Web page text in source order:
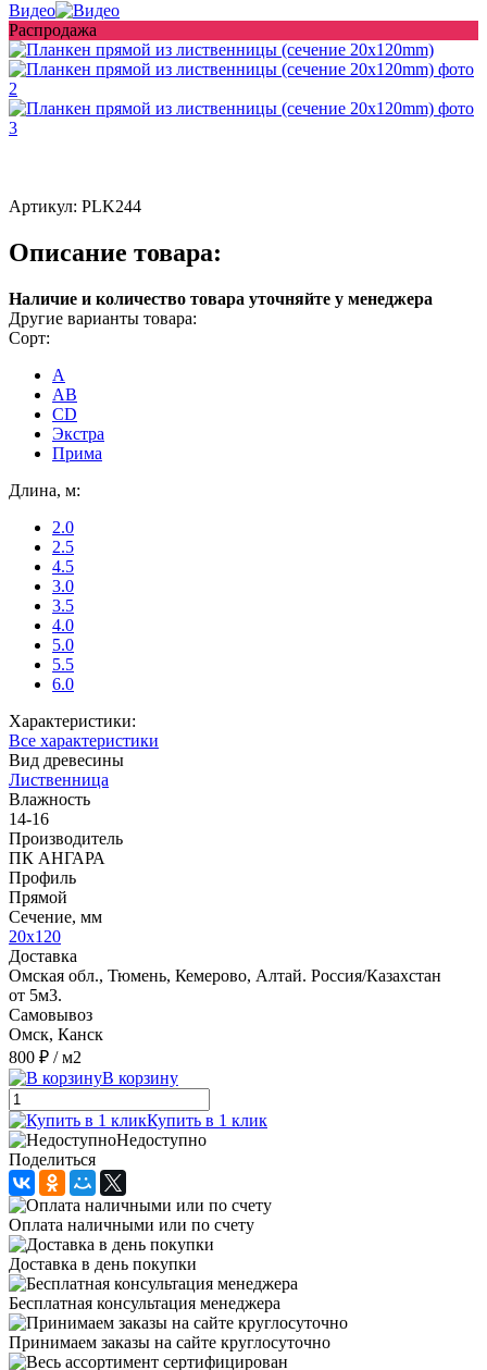
Видео
Распродажа
Артикул: PLK244
Описание товара:
Наличие и количество товара уточняйте у менеджера
Другие варианты товара:
Сорт:
A
AB
CD
Экстра
Прима
Длина, м:
2.0
2.5
4.5
3.0
3.5
4.0
5.0
5.5
6.0
Характеристики:
Все характеристики
Вид древесины
Лиственница
Влажность
14-16
Производитель
ПК АНГАРА
Профиль
Прямой
Сечение, мм
20х120
Доставка
Омская обл., Тюмень, Кемерово, Алтай. Россия/Казахстан
от 5м3.
Самовывоз
Омск, Канск
800 ₽ / м2
В корзину
Купить в 1 клик
Недоступно
Поделиться
Оплата наличными или по счету
Доставка в день покупки
Бесплатная консультация менеджера
Принимаем заказы на сайте круглосуточно